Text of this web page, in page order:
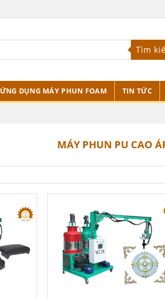
Tìm
ỨNG DỤNG MÁY PHUN FOAM TIN TỨC
MÁY PHUN PU CAO